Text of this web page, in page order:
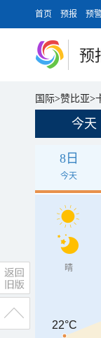
首页 预报 预
预
国际>赞比亚>
今天
8日
今天
晴
22°C
22°C